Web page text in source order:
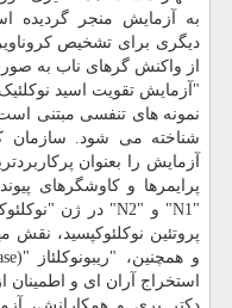
به آزمایش منجر گردیده
دیگری برای تشخیص
از واکنش گرهای ناب به
نمونه های تنفسی مبتنی
شناخته می شود. سازمان
آزمایش را بعنوان
پرایمرها و کاوشگرهای
پروتئین ﻧﻮﮐﻠﺌﻮﮐﭙﺴﯿﺪ،
استخراج آران ای و اطمینان